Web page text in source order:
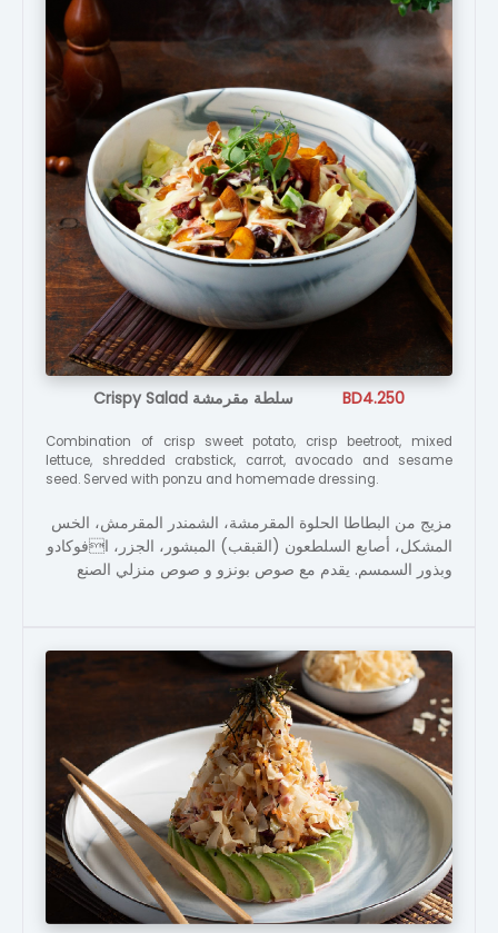
Crispy Salad سلطة مقرمشة BD4.250
Combination of crisp sweet potato, crisp beetroot, mixed
lettuce, shredded crabstick, carrot, avocado and sesame
seed. Served with ponzu and homemade dressing.
مزيج من البطاطا الحلوة المقرمشة، الشمندر المقرمش، الخس
المشكل، أصابع السلطعون (القبقب) المبشور، الجزر، افوكادو
وبذور السمسم. يقدم مع صوص بونزو و صوص منزلي الصنع